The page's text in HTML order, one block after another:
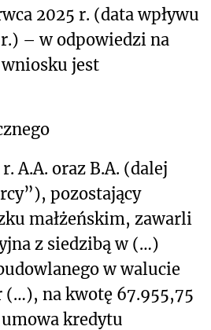
2025 r. (data wpływu
– w odpowiedzi na
jest
A.A. oraz B.A. (dalej
pozostający
małżeńskim, zawarli
z siedzibą w (…)
w walucie
na kwotę 67.955,75
kredytu